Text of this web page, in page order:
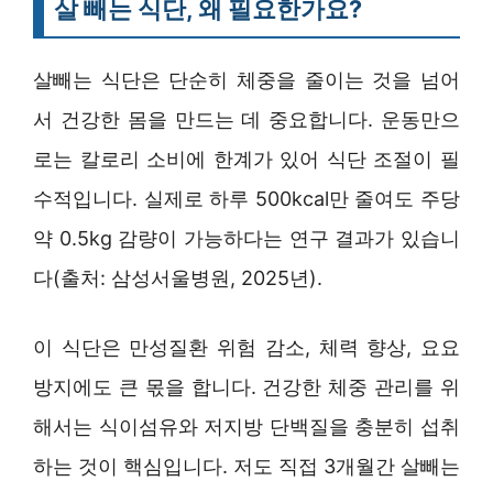
살 빼는 식단, 왜 필요한가요?
살빼는 식단은 단순히 체중을 줄이는 것을 넘어
서 건강한 몸을 만드는 데 중요합니다. 운동만으
로는 칼로리 소비에 한계가 있어 식단 조절이 필
수적입니다. 실제로 하루 500kcal만 줄여도 주당
약 0.5kg 감량이 가능하다는 연구 결과가 있습니
다(출처: 삼성서울병원, 2025년).
이 식단은 만성질환 위험 감소, 체력 향상, 요요
방지에도 큰 몫을 합니다. 건강한 체중 관리를 위
해서는 식이섬유와 저지방 단백질을 충분히 섭취
하는 것이 핵심입니다. 저도 직접 3개월간 살빼는